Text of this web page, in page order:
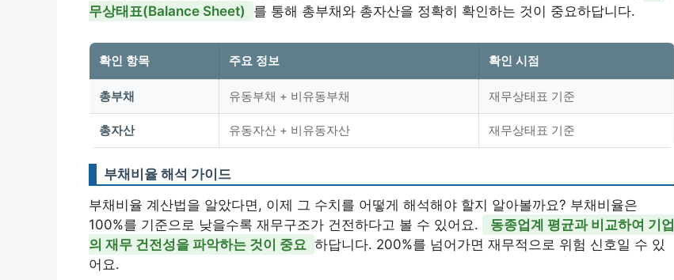
무상태표(Balance Sheet)
를 통해 총부채와 총자산을 정확히 확인하는 것이 중요하답니다.
확인 항목 주요 정보 확인 시점
총부채 유동부채 + 비유동부채 재무상태표 기준
총자산 유동자산 + 비유동자산 재무상태표 기준
부채비율 해석 가이드
부채비율 계산법을 알았다면, 이제 그 수치를 어떻게 해석해야 할지 알아볼까요? 부채비율은
100%를 기준으로 낮을수록 재무구조가 건전하다고 볼 수 있어요.
동종업계 평균과 비교하여 기업
의 재무 건전성을 파악하는 것이 중요 하답니다. 200%를 넘어가면 재무적으로 위험 신호일 수 있
어요.